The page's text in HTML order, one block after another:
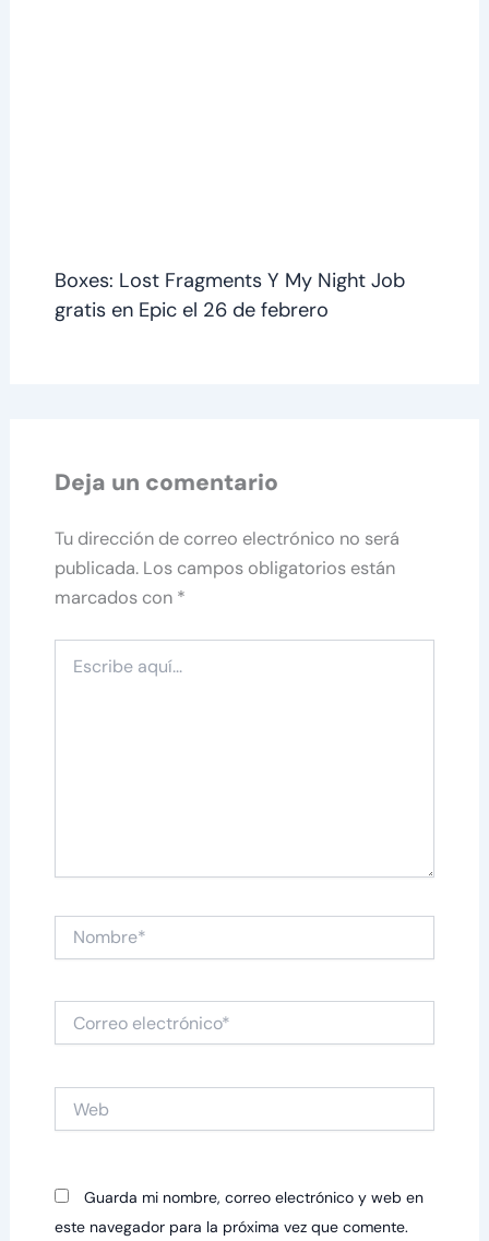
Boxes: Lost Fragments Y My Night Job
gratis en Epic el 26 de febrero
Deja un comentario
Tu dirección de correo electrónico no será
publicada. Los campos obligatorios están
marcados con *
aquí...
Nombre*
electrónico*
Guarda mi nombre, correo electrónico y web en
este navegador para la próxima vez que comente.